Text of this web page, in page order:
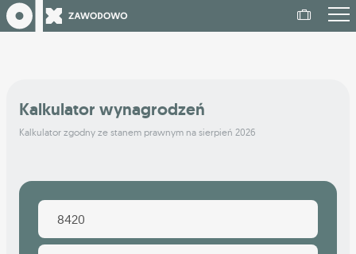
Kalkulator wynagrodzeń
Kalkulator zgodny ze stanem prawnym na sierpień 2026